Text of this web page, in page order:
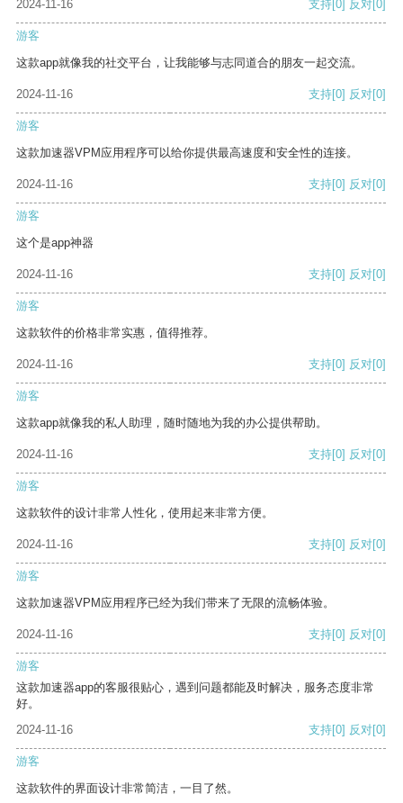
2024-11-16 支持 [0] 反对 [0]
游客
这款app就像我的社交平台，让我能够与志同道合的朋友一起交流。
2024-11-16 支持[0] 反对[0]
游客
这款加速器VPM应用程序可以给你提供最高速度和安全性的连接。
2024-11-16 支持[0] 反对[0]
游客
这个是app神器
2024-11-16 支持[0] 反对[0]
游客
这款软件的价格非常实惠，值得推荐。
2024-11-16 支持[0] 反对[0]
游客
这款app就像我的私人助理，随时随地为我的办公提供帮助。
2024-11-16 支持[0] 反对[0]
游客
这款软件的设计非常人性化，使用起来非常方便。
2024-11-16 支持[0] 反对[0]
游客
这款加速器VPM应用程序已经为我们带来了无限的流畅体验。
2024-11-16 支持[0] 反对[0]
游客
这款加速器app的客服很贴心，遇到问题都能及时解决，服务态度非常
好。
2024-11-16
支持[0] 反对[0]
游客
这款软件的界面设计非常简洁，一目了然。